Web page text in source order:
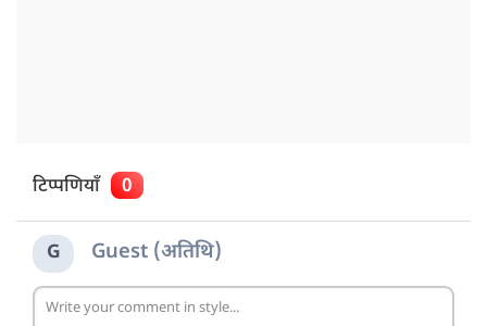
टिप्पणियाँ 0
G Guest (अतिथि)